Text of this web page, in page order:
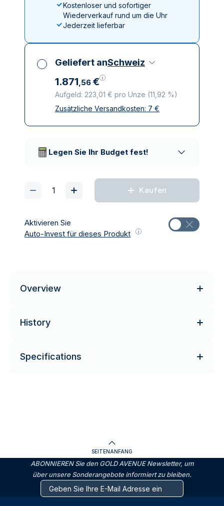
Kostenloser und sofortiger
Wiederverkauf rund um die Uhr
Jederzeit lieferbar
Geliefert anSchweiz
1.871,56 €
Aufgeld: 223,01 € pro Unze (11,92 %)
Alle Steuern inbegriffen
Zusätzliche Versandkosten: 7 €
Legen Sie Ihr Budget fest!
Kaufen
Aktivieren Sie
Auto-Invest für dieses Produkt
Overview
History
Specifications
SEITENANFANG
ABONNIEREN Sie den GOLD AVENUE Newsletter, um
über unsere Sonderangebote informiert zu bleiben.